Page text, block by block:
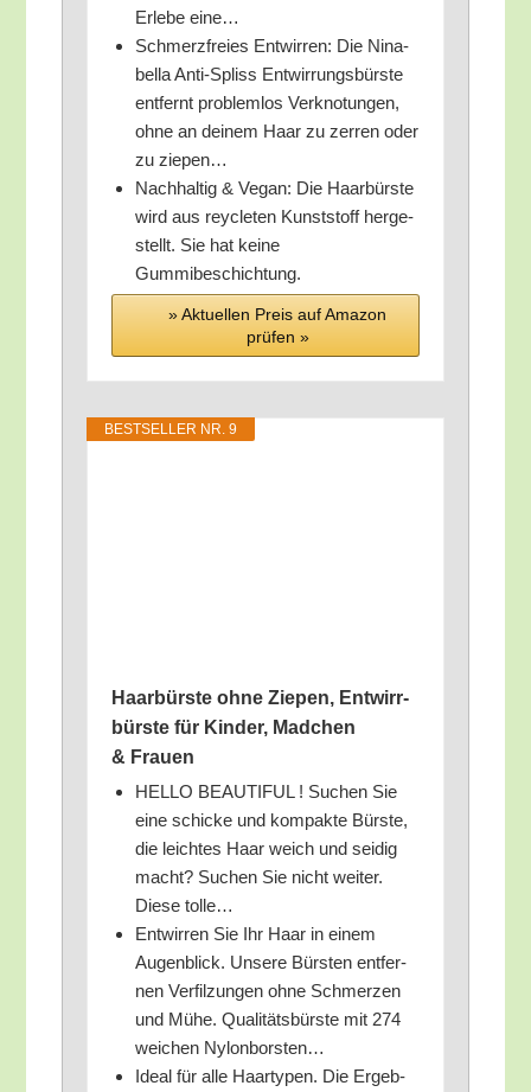
Erle­be eine…
Schmerz­frei­es Ent­wir­ren: Die Nina­
bel­la Anti-Spliss Ent­wir­rungs­bürs­te
ent­fernt pro­blem­los Ver­kno­tun­gen,
ohne an dei­nem Haar zu zer­ren oder
zu ziepen…
Nach­hal­tig & Vegan: Die Haar­bürs­te
wird aus rey­cle­ten Kunst­stoff her­ge­
stellt. Sie hat kei­ne
Gummibeschichtung.
» Aktu­el­len Preis auf Ama­zon
prü­fen »
BEST­SEL­LER NR. 9
Haar­bürs­te ohne Zie­pen, Ent­wirr­
bürs­te für Kin­der, Mad­chen
& Frauen
HELLO BEAUTIFUL ! Suchen Sie
eine schi­cke und kom­pak­te Bürs­te,
die leich­tes Haar weich und sei­dig
macht? Suchen Sie nicht wei­ter.
Die­se tolle…
Ent­wir­ren Sie Ihr Haar in einem
Augen­blick. Unse­re Bürs­ten ent­fer­
nen Ver­fil­zun­gen ohne Schmer­zen
und Mühe. Qua­li­täts­bürs­te mit 274
wei­chen Nylonborsten…
Ide­al für alle Haar­ty­pen. Die Ergeb­